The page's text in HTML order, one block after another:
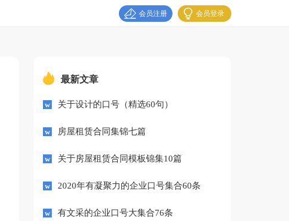
会员登录
会员注册
最新文章
关于设计的口号（精选60句）
房屋租赁合同集锦七篇
关于房屋租赁合同模板锦集10篇
2020年有凝聚力的企业口号集合60条
有文采的企业口号大集合76条